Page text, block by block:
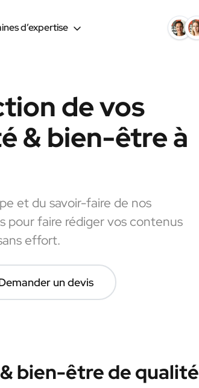
d’expertise
de vos
& bien-être à
et du savoir-faire de nos
pour faire rédiger vos contenus
effort.
un devis
bien-être de qualité